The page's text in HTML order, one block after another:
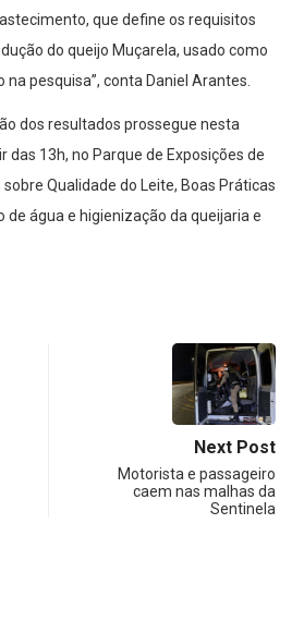
que define os requisitos
do queijo Muçarela, usado como
pesquisa”, conta Daniel Arantes.
dos resultados prossegue nesta
13h, no Parque de Exposições de
Qualidade do Leite, Boas Práticas
de água e higienização da queijaria e
Next Post
Motorista e passageiro
caem nas malhas da
Sentinela